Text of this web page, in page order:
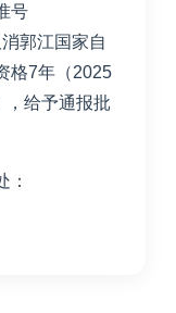
号
郭江国家自
格7年（2025
，给予通报批
：